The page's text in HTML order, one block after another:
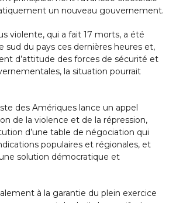
un nouveau gouvernement.
violente, qui a fait 17 morts, a été
sud du pays ces dernières heures et,
d’attitude des forces de sécurité et
la situation pourrait
des Amériques lance un appel
de la violence et de la répression,
d’une table de négociation qui
populaires et régionales, et
solution démocratique et
à la garantie du plein exercice